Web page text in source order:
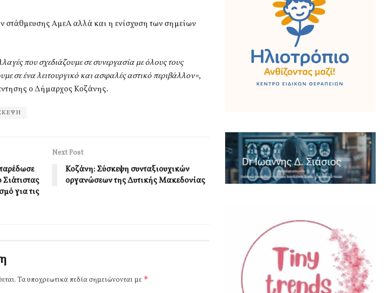
ΑμεΑ αλλά και η ενίσχυση των σημείων
που σχεδιάζουμε σε συνεργασία με όλους τους
σε ένα λειτουργικό και ασφαλές αστικό περιβάλλον»,
ο Δήμαρχος Κοζάνης.
για τις
Next Post
Κοζάνη: Σύσκεψη συνταξιουχικών
οργανώσεων της Δυτικής Μακεδονίας
Τα υποχρεωτικά πεδία σημειώνονται με *